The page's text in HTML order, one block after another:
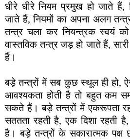
धीरे धीरे नियम प्रमुख हो जाते हैं,
जाते हैं, नियमों का अपना अलग
तन्त्र चला कर नियन्त्रक स्वयं
वास्तविक तन्त्र जड़ हो जाते हैं,
हैं।
बड़े तन्त्रों में सब कुछ स्थूल ही हो,
आवश्यकता होती है तो बहुत कम
सकते हैं। बड़े तन्त्रों में एकरूपता
सततता रहती है, एक दिशा रहती
है। बड़े तन्त्रों के सकारात्मक पक्ष